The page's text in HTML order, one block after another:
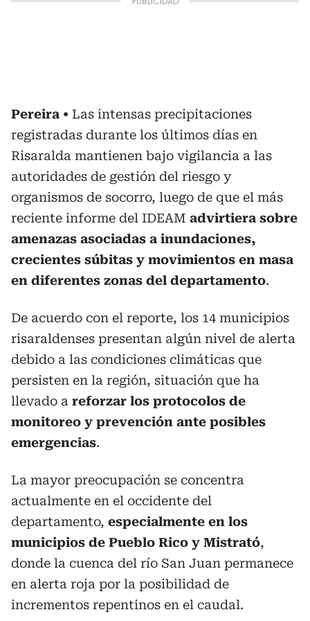
Pereira
Las intensas precipitaciones
registradas durante los últimos días en
Risaralda mantienen bajo vigilancia a las
autoridades de gestión del riesgo y
organismos de socorro, luego de que el más
reciente informe del IDEAM advirtiera sobre
amenazas asociadas a inundaciones,
crecientes súbitas y movimientos en masa
en diferentes zonas del departamento.
De acuerdo con el reporte, los 14 municipios
risaraldenses presentan algún nivel de alerta
debido a las condiciones climáticas que
persisten en la región, situación que ha
llevado a reforzar los protocolos de
monitoreo y prevención ante posibles
emergencias.
La mayor preocupación se concentra
actualmente en el occidente del
departamento, especialmente en los
municipios de Pueblo Rico y Mistrató,
donde la cuenca del río San Juan permanece
en alerta roja por la posibilidad de
incrementos repentinos en el caudal.